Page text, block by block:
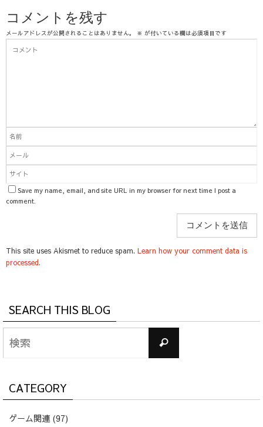
コメントを残す
メールアドレスが公開されることはありません。 ※ が付いている欄は必須項目です
Save my name, email, and site URL in my browser for next time I post a
comment.
This site uses Akismet to reduce spam. Learn how your comment data is
processed.
SEARCH THIS BLOG
対
検
索
CATEGORY
ゲーム関連 (97)